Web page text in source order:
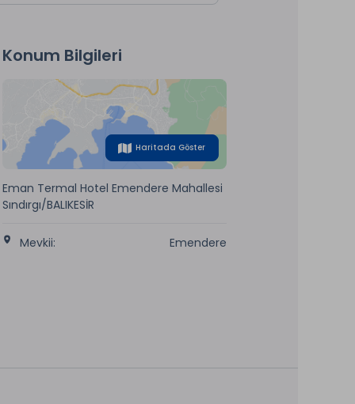
Konum Bilgileri
Haritada Göster
Eman Termal Hotel Emendere Mahallesi
Sındırgı/BALIKESİR
Mevkii: Emendere